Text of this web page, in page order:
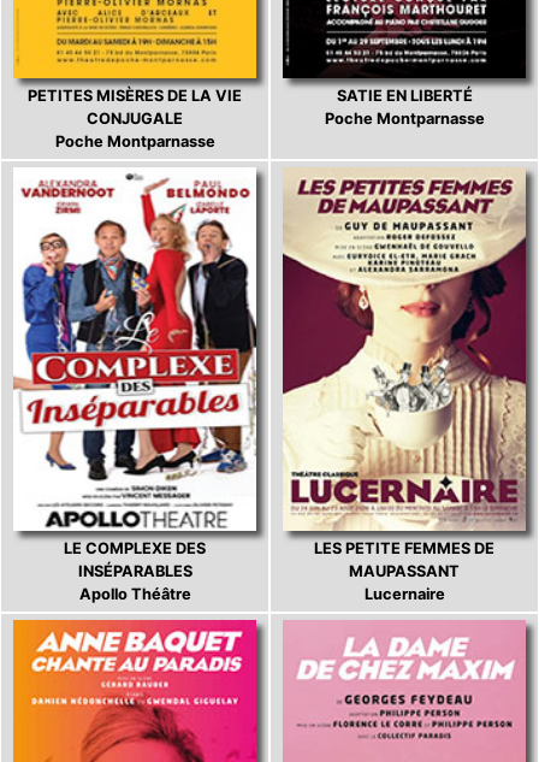
PETITES MISÈRES DE LA VIE
CONJUGALE
Poche Montparnasse
SATIE EN LIBERTÉ
Poche Montparnasse
LE COMPLEXE DES
INSÉPARABLES
Apollo Théâtre
LES PETITE FEMMES DE
MAUPASSANT
Lucernaire